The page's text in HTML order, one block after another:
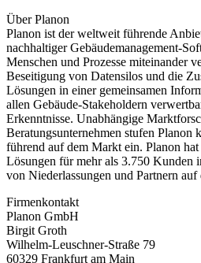
Über Planon
Planon ist der weltweit führende
nachhaltiger Gebäudemanagement-
Menschen und Prozesse miteinander
Beseitigung von Datensilos und die
Lösungen in einer gemeinsamen
allen Gebäude-Stakeholdern
Erkenntnisse. Unabhängige
Beratungsunternehmen stufen
führend auf dem Markt ein. Planon hat
Lösungen für mehr als 3.750 Kunden
von Niederlassungen und Partnern
Firmenkontakt
Planon GmbH
Birgit Groth
Wilhelm-Leuschner-Straße 79
60329 Frankfurt am Main